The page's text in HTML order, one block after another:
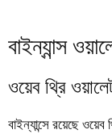
বাইন্যান্স
ওয়েব থ্রি
বাইন্যান্সে রয়েছে